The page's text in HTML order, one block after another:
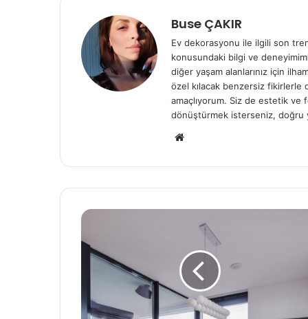
Buse ÇAKIR
Ev dekorasyonu ile ilgili son
konusundaki bilgi ve
diğer yaşam alanlarınız için
özel kılacak benzersiz fikirlerle
amaçlıyorum. Siz de estetik
dönüştürmek isterseniz, doğru
sit
esi